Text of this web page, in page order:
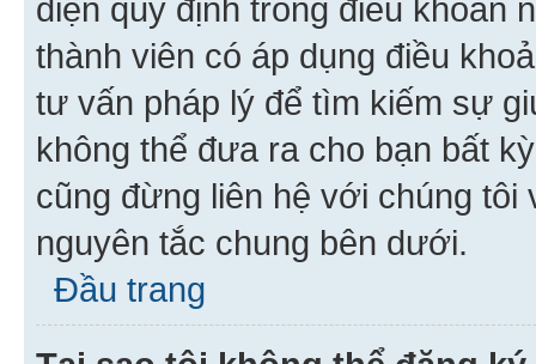
diện quy định trong điều khoản
thành viên có áp dụng điều
tư vấn pháp lý để tìm kiếm sự
không thể đưa ra cho bạn bất
cũng đừng liên hệ với chúng
nguyên tắc chung bên dưới.
Đầu trang